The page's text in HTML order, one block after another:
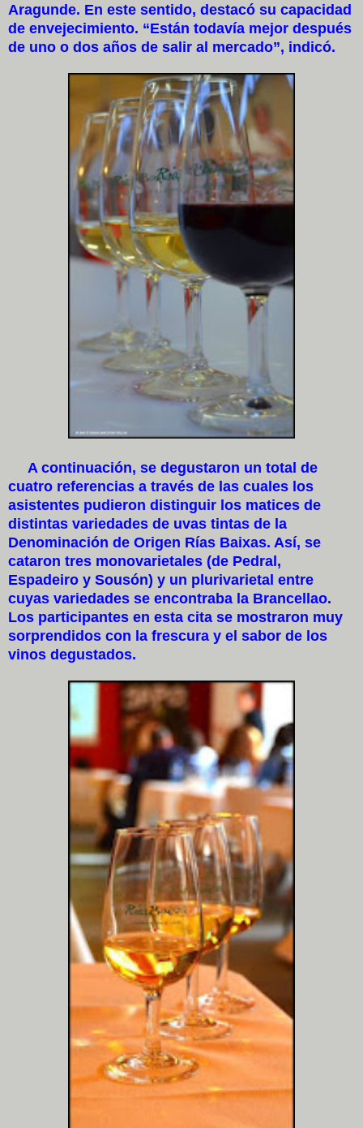
Aragunde. En este sentido, destacó su capacidad
de envejecimiento. “Están todavía mejor después
de uno o dos años de salir al mercado”, indicó.
A continuación, se degustaron un total de
cuatro referencias a través de las cuales los
asistentes pudieron distinguir los matices de
distintas variedades de uvas tintas de la
Denominación de Origen Rías Baixas. Así, se
cataron tres monovarietales (de Pedral,
Espadeiro y Sousón) y un plurivarietal entre
cuyas variedades se encontraba la Brancellao.
Los participantes en esta cita se mostraron muy
sorprendidos con la frescura y el sabor de los
vinos degustados.